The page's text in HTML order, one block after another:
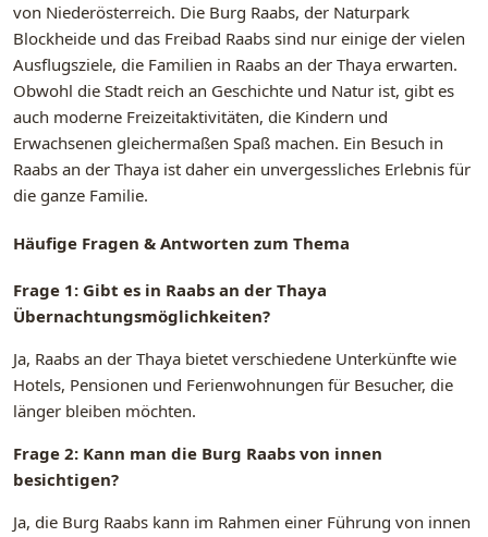
von Niederösterreich. Die Burg Raabs, der Naturpark
Blockheide und das Freibad Raabs sind nur einige der vielen
Ausflugsziele, die Familien in Raabs an der Thaya erwarten.
Obwohl die Stadt reich an Geschichte und Natur ist, gibt es
auch moderne Freizeitaktivitäten, die Kindern und
Erwachsenen gleichermaßen Spaß machen. Ein Besuch in
Raabs an der Thaya ist daher ein unvergessliches Erlebnis für
die ganze Familie.
Häufige Fragen & Antworten zum Thema
Frage 1: Gibt es in Raabs an der Thaya
Übernachtungsmöglichkeiten?
Ja, Raabs an der Thaya bietet verschiedene Unterkünfte wie
Hotels, Pensionen und Ferienwohnungen für Besucher, die
länger bleiben möchten.
Frage 2: Kann man die Burg Raabs von innen
besichtigen?
Ja, die Burg Raabs kann im Rahmen einer Führung von innen